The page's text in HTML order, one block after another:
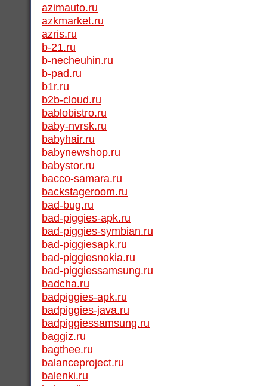
azimauto.ru
azkmarket.ru
azris.ru
b-21.ru
b-necheuhin.ru
b-pad.ru
b1r.ru
b2b-cloud.ru
bablobistro.ru
baby-nvrsk.ru
babyhair.ru
babynewshop.ru
babystor.ru
bacco-samara.ru
backstageroom.ru
bad-bug.ru
bad-piggies-apk.ru
bad-piggies-symbian.ru
bad-piggiesapk.ru
bad-piggiesnokia.ru
bad-piggiessamsung.ru
badcha.ru
badpiggies-apk.ru
badpiggies-java.ru
badpiggiessamsung.ru
baggiz.ru
bagthee.ru
balanceproject.ru
balenki.ru